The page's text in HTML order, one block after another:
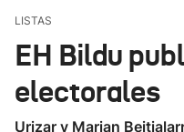
LISTAS
EH Bildu
electorales
Urizar y Marian